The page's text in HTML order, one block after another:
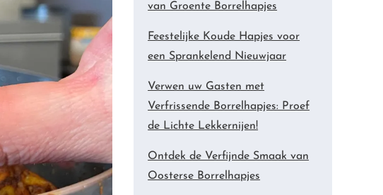
van Groente Borrelhapjes
Feestelijke Koude Hapjes voor
een Sprankelend Nieuwjaar
Verwen uw Gasten met
Verfrissende Borrelhapjes: Proef
de Lichte Lekkernijen!
Ontdek de Verfijnde Smaak van
Oosterse Borrelhapjes